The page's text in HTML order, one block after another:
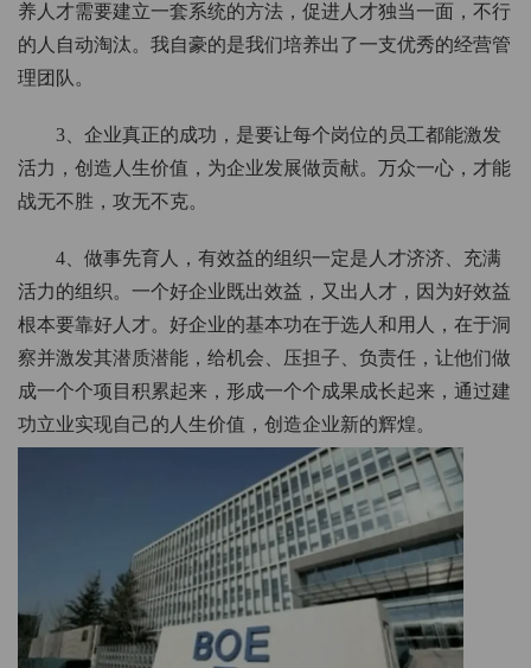
养人才需要建立一套系统的方法，促进人才独当一面，不行
的人自动淘汰。我自豪的是我们培养出了一支优秀的经营管
理团队。
3、企业真正的成功，是要让每个岗位的员工都能激发
活力，创造人生价值，为企业发展做贡献。万众一心，才能
战无不胜，攻无不克。
4、做事先育人，有效益的组织一定是人才济济、充满
活力的组织。一个好企业既出效益，又出人才，因为好效益
根本要靠好人才。好企业的基本功在于选人和用人，在于洞
察并激发其潜质潜能，给机会、压担子、负责任，让他们做
成一个个项目积累起来，形成一个个成果成长起来，通过建
功立业实现自己的人生价值，创造企业新的辉煌。